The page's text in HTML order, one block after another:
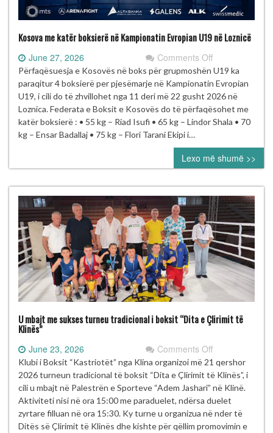
Kosova me katër boksierë në Kampionatin Evropian U19 në Loznicë
June 27, 2026 Comments Offon
Kosova
me
katër
boksierë
në
Evropian
U19
në
Loznicë
Përfaqësuesja e Kosovës në boks për grupmoshën U19 ka
paraqitur 4 boksierë per pjesëmarje në Kampionatin Evropian
U19, i cili do të zhvillohet nga 11 deri më 22 gusht 2026 në
Loznica. Federata e Boksit e Kosovës do të përfaqësohet me
katër boksierë : • 55 kg – Riad Isufi • 65 kg – Lindor Shala • 70
kg – Ensar Badallaj • 75 kg – Flori Tarani Ekipi i…
Lexo më shumë >>
U mbajt me sukses turneu tradicional i boksit “Dita e Çlirimit të
Klinës”
June 23, 2026 Comments Offon
U
mbajt
me
sukses
turneu
tradicional
Klubi i Boksit “Kastriotët” nga Klina organizoi më 21 qershor
2026 turneun tradicional të boksit “Dita e Çlirimit të Klinës”, i
cili u mbajt në Palestrën e Sporteve “Adem Jashari” në Klinë.
Aktiviteti nisi në ora 15:00 me paraduelet, ndërsa duelet
zyrtare filluan në ora 15:30. Ky turne u organizua në nder të
Ditës së Çlirimit të Klinës dhe kishte për qëllim promovimin e